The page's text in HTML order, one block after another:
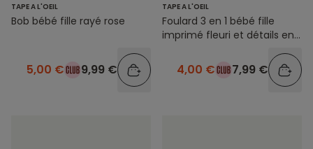
TAPE A L'OEIL
Bob bébé fille rayé rose
5,00 € 9,99 €
TAPE A L'OEIL
Foulard 3 en 1 bébé fille
imprimé fleuri et détails en
4,00 € 7,99 €